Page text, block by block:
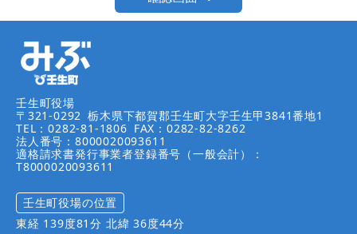
壬生町役場
〒321-0292 栃木県下都賀郡壬生町大字壬生甲3841番地1
TEL：0282-81-1806 FAX：0282-82-8262
法人番号：8000020093611
適格請求書発行事業者登録番号（一般会計）：
T8000020093611
壬生町役場の位置
東経 139度81分 北緯 36度44分